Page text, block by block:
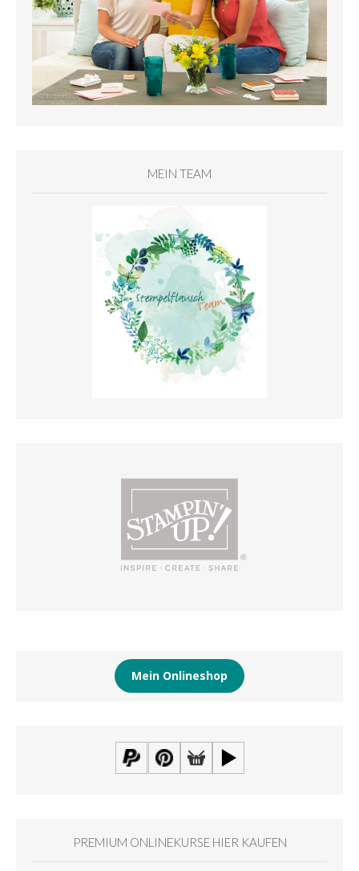
MEIN TEAM
Mein Onlineshop
PREMIUM ONLINEKURSE HIER KAUFEN